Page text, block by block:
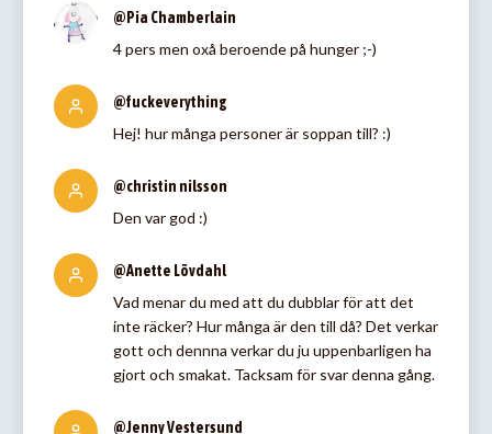
@Pia Chamberlain
4 pers men oxå beroende på hunger ;-)
@fuckeverything
Hej! hur många personer är soppan till? :)
@christin nilsson
Den var god :)
@Anette Lövdahl
Vad menar du med att du dubblar för att det
inte räcker? Hur många är den till då? Det verkar
gott och dennna verkar du ju uppenbarligen ha
gjort och smakat. Tacksam för svar denna gång.
@Jenny Vestersund